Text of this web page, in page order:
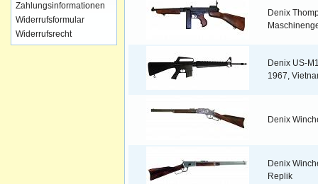
Denix
Denix US-
1967,
Denix
Denix
Replik
Zahlungsinformationen
Widerrufsformular
Widerrufsrecht